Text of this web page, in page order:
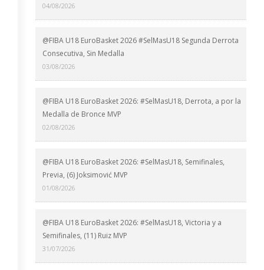
04/08/2026
@FIBA U18 EuroBasket 2026 #SelMasU18 Segunda Derrota
Consecutiva, Sin Medalla
03/08/2026
@FIBA U18 EuroBasket 2026: #SelMasU18, Derrota, a por la
Medalla de Bronce MVP
02/08/2026
@FIBA U18 EuroBasket 2026: #SelMasU18, Semifinales,
Previa, (6) Joksimović MVP
01/08/2026
@FIBA U18 EuroBasket 2026: #SelMasU18, Victoria y a
Semifinales, (11) Ruiz MVP
31/07/2026